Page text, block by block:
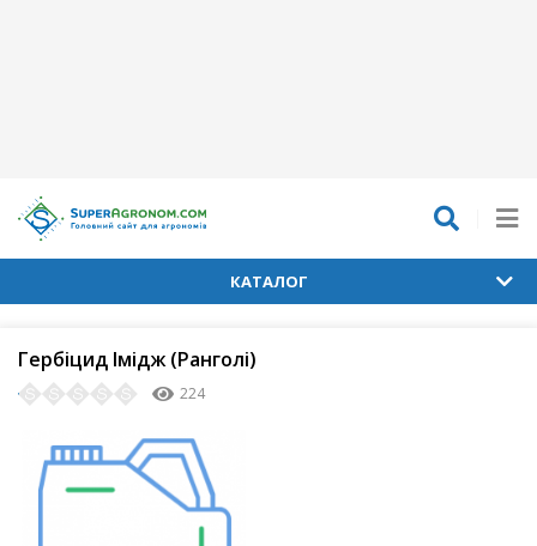
КАТАЛОГ
Гербіцид Імідж (Ранголі)
224